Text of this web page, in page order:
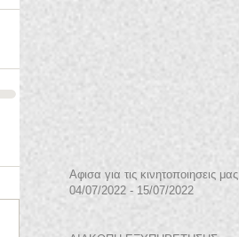
Αφισα για τις κινητοποιησεις μας
04/07/2022 - 15/07/2022